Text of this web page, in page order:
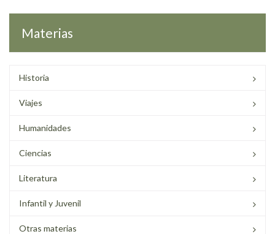
Materias
Historia
Viajes
Humanidades
Ciencias
Literatura
Infantil y Juvenil
Otras materias